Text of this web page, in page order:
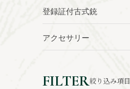
登録証付古式銃
アクセサリー
絞り込み項目